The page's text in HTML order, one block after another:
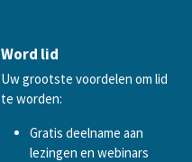
Word lid
Uw grootste voordelen om lid
te worden:
Gratis deelname aan
lezingen en webinars